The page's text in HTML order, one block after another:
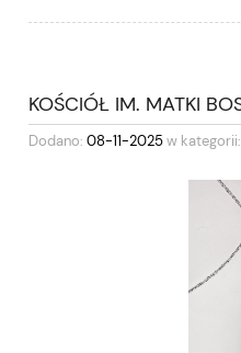
KOŚCIÓŁ IM. MATKI
Dodano: 08-11-2025w kategorii: